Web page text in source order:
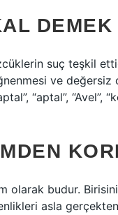
suç teşkil
ve değersiz
“aptal”,
olarak budur.
asla